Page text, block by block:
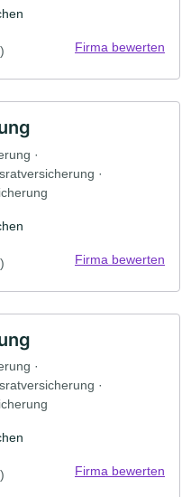
Firma bewerten
·
·
Firma bewerten
·
·
Firma bewerten